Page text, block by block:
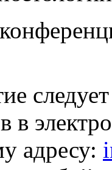
в
адресу: